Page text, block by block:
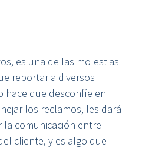
es una de las molestias
reportar a diversos
hace que desconfíe en
los reclamos, les dará
comunicación entre
cliente, y es algo que